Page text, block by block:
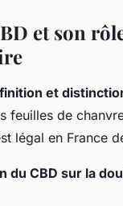
et son
et
feuilles de
légal en France
du CBD sur la